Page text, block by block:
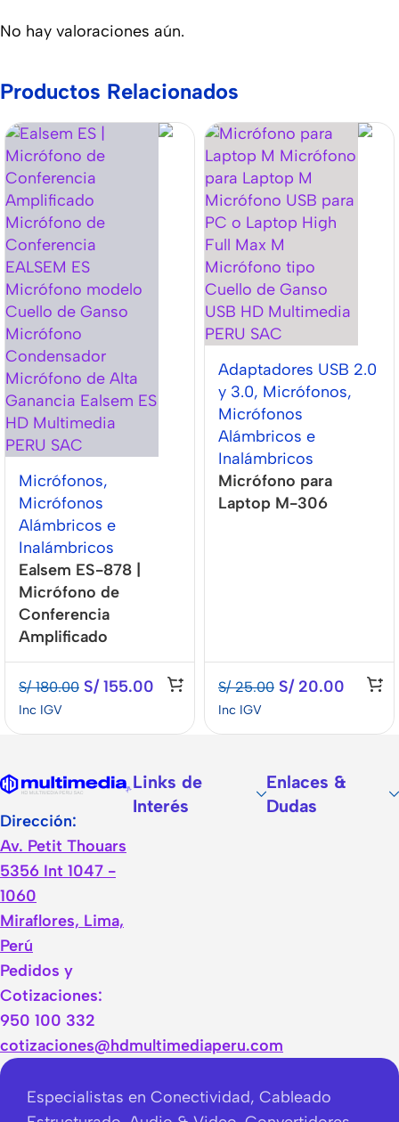
No hay valoraciones aún.
Productos Relacionados
Micrófonos,
Micrófonos
Alámbricos e
Inalámbricos
Ealsem ES-878 |
Micrófono de
Conferencia
Amplificado
S/180.00 S/155.00
Inc IGV
Adaptadores USB 2.0
y 3.0, Micrófonos,
Micrófonos
Alámbricos e
Inalámbricos
Micrófono para
Laptop M-306
S/25.00 S/20.00
Inc IGV
Dirección:
Av. Petit Thouars
5356 Int 1047 -
1060
Miraflores, Lima,
Perú
Pedidos y
Cotizaciones:
950 100 332
cotizaciones@hdmultimediaperu.com
Links de
Interés
Enlaces &
Dudas
Especialistas en Conectividad, Cableado